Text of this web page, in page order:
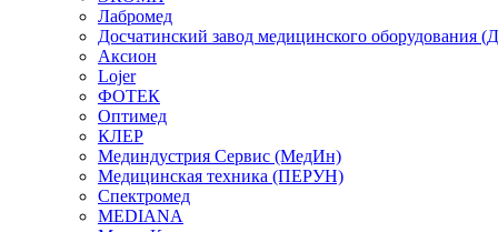
Лабромед
Досчатинский завод медицинского оборудования
Аксион
Lojer
ФОТЕК
Оптимед
КЛЕР
Мединдустрия Сервис (МедИн)
Медицинская техника (ПЕРУН)
Спектромед
MEDIANA